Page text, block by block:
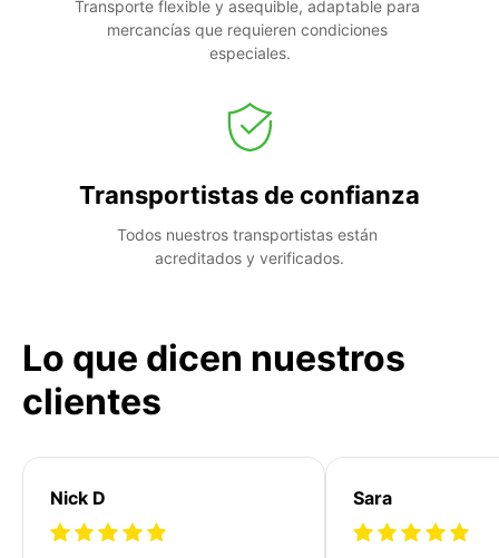
Transporte flexible y asequible, adaptable para
mercancías que requieren condiciones
especiales.
Transportistas de confianza
Todos nuestros transportistas están
acreditados y verificados.
Lo que dicen nuestros
clientes
Nick D Sara